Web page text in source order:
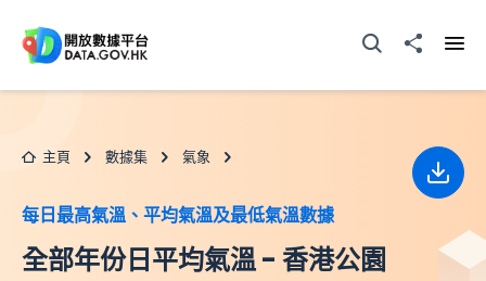
打開搜尋器分享至
主頁 數據集 氣象
每日最高氣溫、平均氣溫及最低氣溫數據
全部年份日平均氣溫 - 香港公園
下載